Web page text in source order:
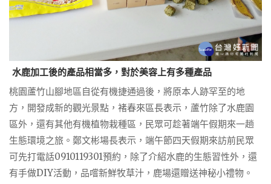
水鹿加工後的產品相當多，對於美容上有多種產品
桃園蘆竹山腳地區自從有機捷通過後，將原本人跡罕至的地
方，開發成新的觀光景點，褚春來區長表示，蘆竹除了水鹿園
區外，還有其他有機植物栽種區，民眾可趁著端午假期來一趟
生態環境之旅。鄭文彬場長表示，端午節四天假期來訪前民眾
可先打電話0910119301預約，除了介紹水鹿的生態習性外，還
有手做DIY活動，品嚐新鮮牧草汁，鹿場還贈送神秘小禮物。